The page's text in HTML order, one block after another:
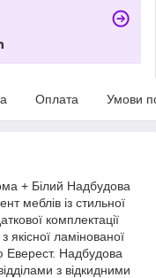
Оплата Умови
+ Білий Надбудова
меблів із стильної
комплектації
якісної ламінованої
Надбудова
з відкидними